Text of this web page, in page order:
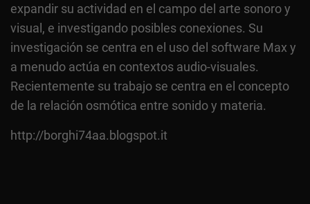
expandir su actividad en el campo del arte sonoro y
visual, e investigando posibles conexiones. Su
investigación se centra en el uso del software Max y
a menudo actúa en contextos audio-visuales.
Recientemente su trabajo se centra en el concepto
de la relación osmótica entre sonido y materia.
http://borghi74aa.blogspot.it